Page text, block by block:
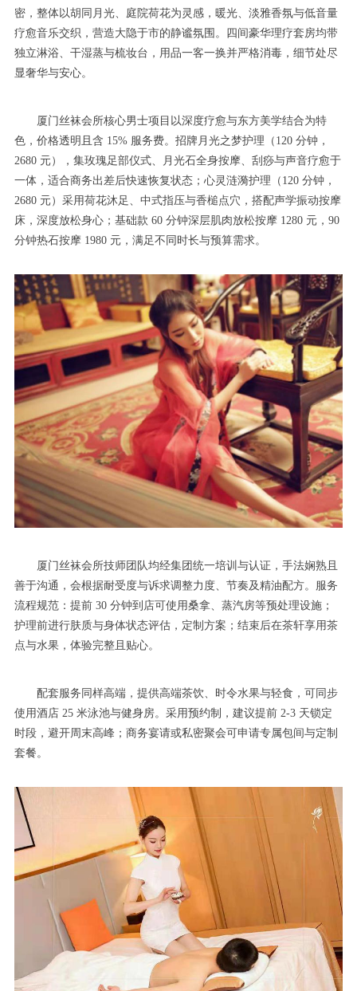
密，整体以胡同月光、庭院荷花为灵感，暖光、淡雅香氛与低音量
疗愈音乐交织，营造大隐于市的静谧氛围。四间豪华理疗套房均带
独立淋浴、干湿蒸与梳妆台，用品一客一换并严格消毒，细节处尽
显奢华与安心。
厦门丝袜会所核心男士项目以深度疗愈与东方美学结合为特
色，价格透明且含 15% 服务费。招牌月光之梦护理（120 分钟，
2680 元），集玫瑰足部仪式、月光石全身按摩、刮痧与声音疗愈于
一体，适合商务出差后快速恢复状态；心灵涟漪护理（120 分钟，
2680 元）采用荷花沐足、中式指压与香槌点穴，搭配声学振动按摩
床，深度放松身心；基础款 60 分钟深层肌肉放松按摩 1280 元，90
分钟热石按摩 1980 元，满足不同时长与预算需求。
厦门丝袜会所技师团队均经集团统一培训与认证，手法娴熟且
善于沟通，会根据耐受度与诉求调整力度、节奏及精油配方。服务
流程规范：提前 30 分钟到店可使用桑拿、蒸汽房等预处理设施；
护理前进行肤质与身体状态评估，定制方案；结束后在茶轩享用茶
点与水果，体验完整且贴心。
配套服务同样高端，提供高端茶饮、时令水果与轻食，可同步
使用酒店 25 米泳池与健身房。采用预约制，建议提前 2-3 天锁定
时段，避开周末高峰；商务宴请或私密聚会可申请专属包间与定制
套餐。